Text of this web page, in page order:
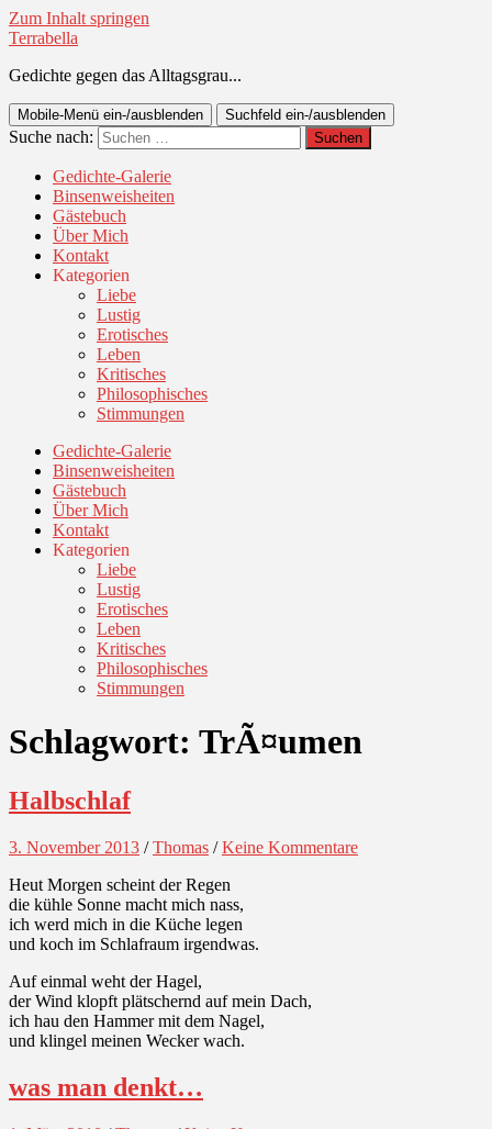
Zum Inhalt springen
Terrabella
Gedichte gegen das Alltagsgrau...
Mobile-Menü ein-/ausblenden Suchfeld ein-/ausblenden
Suche nach:
Gedichte-Galerie
Binsenweisheiten
Gästebuch
Über Mich
Kontakt
Kategorien
Liebe
Lustig
Erotisches
Leben
Kritisches
Philosophisches
Stimmungen
Gedichte-Galerie
Binsenweisheiten
Gästebuch
Über Mich
Kontakt
Kategorien
Liebe
Lustig
Erotisches
Leben
Kritisches
Philosophisches
Stimmungen
Schlagwort: TrÃ¤umen
Halbschlaf
3. November 2013 /Thomas /Keine Kommentare
Heut Morgen scheint der Regen
die kühle Sonne macht mich nass,
ich werd mich in die Küche legen
und koch im Schlafraum irgendwas.
Auf einmal weht der Hagel,
der Wind klopft plätschernd auf mein Dach,
ich hau den Hammer mit dem Nagel,
und klingel meinen Wecker wach.
was man denkt…